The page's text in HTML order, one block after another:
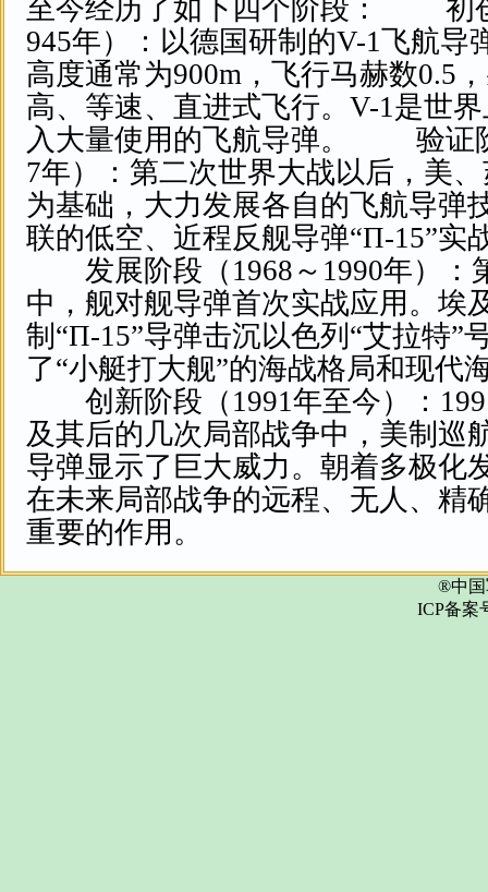
至今经历了如下四个阶段： 初
945年）：以德国研制的V-1飞航导
高度通常为900m，飞行马赫数0.5
高、等速、直进式飞行。V-1是世
入大量使用的飞航导弹。 验证
7年）：第二次世界大战以后，美
为基础，大力发展各自的飞航导弹
联的低空、近程反舰导弹“П-15”实
发展阶段（1968～1990年）：
中，舰对舰导弹首次实战应用。埃
制“П-15”导弹击沉以色列“艾拉特”
了“小艇打大舰”的海战格局和现代
创新阶段（1991年至今）：
及其后的几次局部战争中，美制巡
导弹显示了巨大威力。朝着多极化
在未来局部战争的远程、无人、精
重要的作用。
®中国
ICP备案